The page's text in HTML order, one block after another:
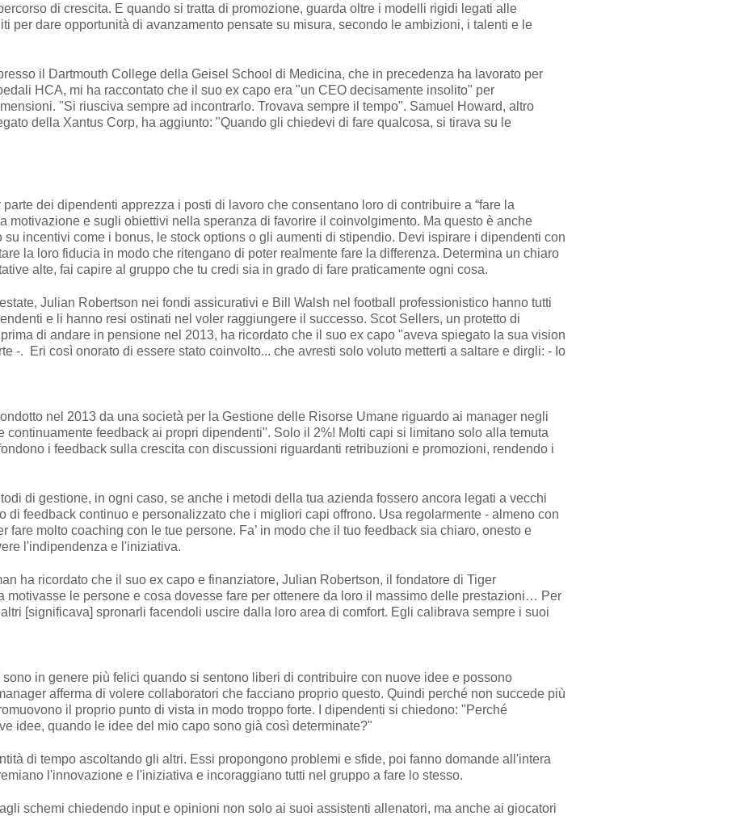
di crescita. E quando si tratta di promozione, guarda oltre i modelli rigidi legati alle
per dare opportunità di avanzamento pensate su misura, secondo le ambizioni, i talenti e le
il Dartmouth College della Geisel School di Medicina, che in precedenza ha lavorato per
HCA, mi ha raccontato che il suo ex capo era "un CEO decisamente insolito" per
"Si riusciva sempre ad incontrarlo. Trovava sempre il tempo". Samuel Howard, altro
della Xantus Corp, ha aggiunto: "Quando gli chiedevi di fare qualcosa, si tirava su le
parte dei dipendenti apprezza i posti di lavoro che consentano loro di contribuire a “fare la
motivazione e sugli obiettivi nella speranza di favorire il coinvolgimento. Ma questo è anche
incentivi come i bonus, le stock options o gli aumenti di stipendio. Devi ispirare i dipendenti con
la loro fiducia in modo che ritengano di poter realmente fare la differenza. Determina un chiaro
alte, fai capire al gruppo che tu credi sia in grado di fare praticamente ogni cosa.
Julian Robertson nei fondi assicurativi e Bill Walsh nel football professionistico hanno tutti
e li hanno resi ostinati nel voler raggiungere il successo. Scot Sellers, un protetto di
di andare in pensione nel 2013, ha ricordato che il suo ex capo "aveva spiegato la sua vision
-. Eri così onorato di essere stato coinvolto... che avresti solo voluto metterti a saltare e dirgli: - Io
nel 2013 da una società per la Gestione delle Risorse Umane riguardo ai manager negli
continuamente feedback ai propri dipendenti". Solo il 2%! Molti capi si limitano solo alla temuta
i feedback sulla crescita con discussioni riguardanti retribuzioni e promozioni, rendendo i
di gestione, in ogni caso, se anche i metodi della tua azienda fossero ancora legati a vecchi
di feedback continuo e personalizzato che i migliori capi offrono. Usa regolarmente - almeno con
molto coaching con le tue persone. Fa’ in modo che il tuo feedback sia chiaro, onesto e
l'indipendenza e l'iniziativa.
ha ricordato che il suo ex capo e finanziatore, Julian Robertson, il fondatore di Tiger
motivasse le persone e cosa dovesse fare per ottenere da loro il massimo delle prestazioni… Per
[significava] spronarli facendoli uscire dalla loro area di comfort. Egli calibrava sempre i suoi
sono in genere più felici quando si sentono liberi di contribuire con nuove idee e possono
afferma di volere collaboratori che facciano proprio questo. Quindi perché non succede più
il proprio punto di vista in modo troppo forte. I dipendenti si chiedono: "Perché
idee, quando le idee del mio capo sono già così determinate?"
di tempo ascoltando gli altri. Essi propongono problemi e sfide, poi fanno domande all'intera
l'innovazione e l'iniziativa e incoraggiano tutti nel gruppo a fare lo stesso.
schemi chiedendo input e opinioni non solo ai suoi assistenti allenatori, ma anche ai giocatori